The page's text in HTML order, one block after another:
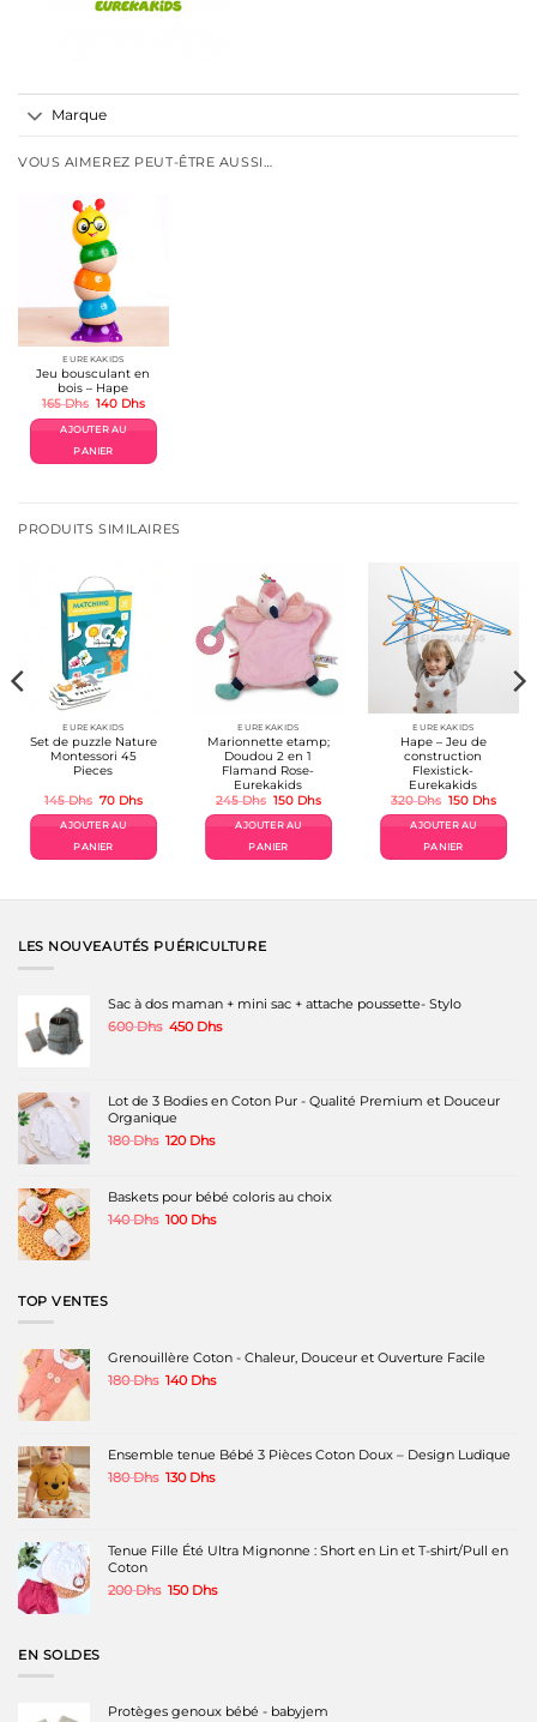
Marque
VOUS AIMEREZ PEUT-ÊTRE AUSSI…
EUREKAKIDS
Jeu bousculant en
bois – Hape
165Dhs Le
initial
était :
165 Dhs.
140 DhsLe
actuel
AJOUTER AU
PANIER
PRODUITS SIMILAIRES
EUREKAKIDS
Set de puzzle Nature
Montessori 45
Pieces
145Dhs Le
initial
était :
145 Dhs.
70 DhsLe
actuel
AJOUTER AU
PANIER
EUREKAKIDS
Marionnette etamp;
Doudou 2 en 1
Flamand Rose-
Eurekakids
245Dhs Le
initial
était :
245 Dhs.
150 DhsLe
actuel
AJOUTER AU
PANIER
EUREKAKIDS
Hape – Jeu de
construction
Flexistick-
Eurekakids
320Dhs Le
initial
était :
320 Dhs.
150 DhsLe
actuel
AJOUTER AU
PANIER
LES NOUVEAUTÉS PUÉRICULTURE
Sac à dos maman + mini sac + attache poussette- Stylo
600Dhs Le
450 DhsLe
Lot de 3 Bodies en Coton Pur - Qualité Premium et Douceur
Organique
180Dhs Le
était :
180 Dhs.
120 DhsLe
est :
120 Dhs.
Baskets pour bébé coloris au choix
140Dhs Le
100 DhsLe
TOP VENTES
Grenouillère Coton - Chaleur, Douceur et Ouverture Facile
180Dhs Le
140 DhsLe
140 Dhs.
Ensemble tenue Bébé 3 Pièces Coton Doux – Design Ludique
180Dhs Le
180 Dhs.
130 DhsLe
130 Dhs.
Tenue Fille Été Ultra Mignonne : Short en Lin et T-shirt/Pull en
Coton
200Dhs Le
150 DhsLe
EN SOLDES
Protèges genoux bébé - babyjem